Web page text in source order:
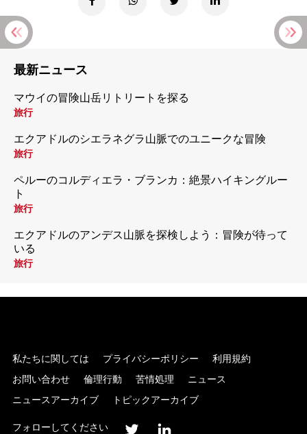
最新ニュース
マウイの冒険山岳リトリートを探る
旅行
エクアドルのシエラネグラ山脈でのユニークな冒険
旅行
ペルーのコルディエラ・ブランカ：絶景ハイキングルー
ト
旅行
エクアドルのアンデス山脈を探検しよう：冒険が待って
いる
旅行
私たちに関しては プライバシーポリシー
利用規約
お問い合わせ
倫理行動 苦情処理
ニュース
ニュースアーカイブ
トピックアーカイブ
フォローしてください